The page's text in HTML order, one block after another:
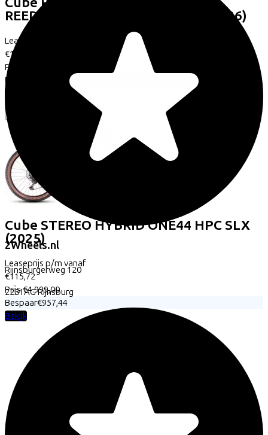
2Wheels.nl
Rijnsburgerweg 120
2231AGRijnsburg
REEDBEIGE/SAGEBRUSHGREEN
(2026)
Leaseprijs p/m vanaf
€115,72
Prijs
Bespaar
Cube STEREO HYBRID ONE44 HPC SLX
(2025)
Leaseprijs p/m vanaf
€115,72
Prijs€4.999,00
Bespaar€957,44
Bekijk